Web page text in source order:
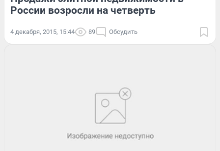
России возросли на четверть
4 декабря, 2015, 15:44 89 Обсудить